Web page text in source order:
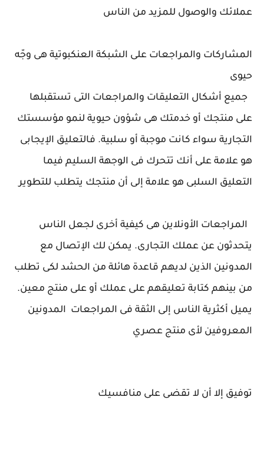
عملائك والوصول للمزيد من الناس
المشاركات والمراجعات على الشبكة العنكبوتية هى وجّه
حيوى
جميع أشكال التعليقات والمراجعات التى تستقبلها
على منتجك أو خدمتك هى شؤون حيوية لنمو مؤسستك
التجارية سواء كانت موجبة أو سلبية. فالتعليق الإيجابى
هو علامة على أنك تتحرك فى الوجهة السليم فيما
التعليق السلبى هو علامة إلى أن منتجك يتطلب للتطوير
المراجعات الأونلاين هى كيفية أخرى لجعل الناس
يتحدثون عن عملك التجارى. يمكن لك الإتصال مع
المدونين الذين لديهم قاعدة هائلة من الحشد لكى تطلب
من بينهم كتابة تعليقهم على عملك أو على منتج معين.
يميل أكثرية الناس إلى الثقة فى المراجعات المدونين
المعروفين لأى منتج عصري
توفيق إلا أن لا تقضى على منافسيك